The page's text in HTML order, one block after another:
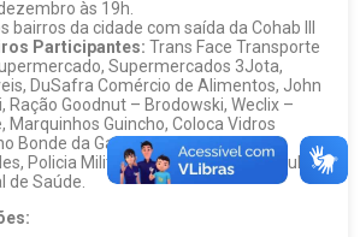
às 19h.
bairros da cidade com saída da Cohab III
Participantes: Trans Face Transporte
Supermercados 3Jota,
DuSafra Comércio de Alimentos, John
Ração Goodnut – Brodowski, Weclix –
Marquinhos Guincho, Coloca Vidros
Bonde da Gaby – Batatais, Cris Lira
Policia Militar do Estado de São Paulo e
de Saúde.